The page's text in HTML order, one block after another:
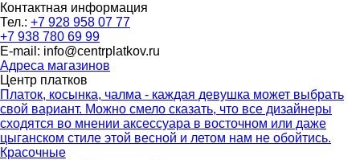
Контактная информация
Тел.: +7 928 958 07 77
+7 938 780 69 99
E-mail: info@centrplatkov.ru
Адреса магазинов
Центр платков
Платок, косынка, чалма - каждая девушка может выбрать
свой вариант. Можно смело сказать, что все дизайнеры
сходятся во мнении аксессуара в восточном или даже
цыганском стиле этой весной и летом нам не обойтись.
Красочные